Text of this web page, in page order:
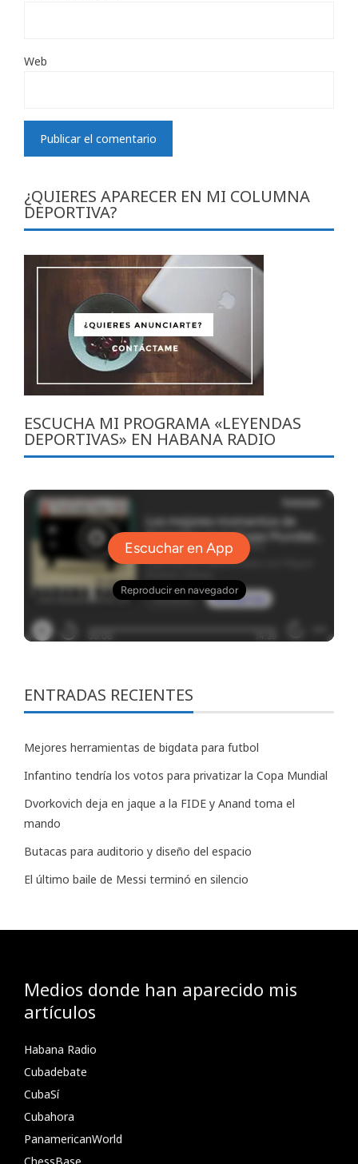
Web
¿QUIERES APARECER EN MI COLUMNA
DEPORTIVA?
ESCUCHA MI PROGRAMA «LEYENDAS
DEPORTIVAS» EN HABANA RADIO
ENTRADAS RECIENTES
Mejores herramientas de bigdata para futbol
Infantino tendría los votos para privatizar la Copa Mundial
Dvorkovich deja en jaque a la FIDE y Anand toma el
mando
Butacas para auditorio y diseño del espacio
El último baile de Messi terminó en silencio
Medios donde han aparecido mis
artículos
Habana Radio
Cubadebate
CubaSí
Cubahora
PanamericanWorld
ChessBase